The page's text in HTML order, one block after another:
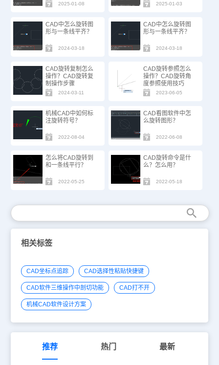
2025-01-08 2025-01-03
CAD中怎么旋转图
形与一条线平齐？
2024-03-18
CAD中怎么旋转图
形与一条线平齐？
2024-03-18
CAD旋转复制怎么
操作？CAD旋转复
制操作步骤
2024-03-11
CAD旋转参照怎么
操作？CAD旋转角
度参照使用技巧
2023-06-05
机械CAD中如何标
注旋转符号？
2022-08-04
CAD看图软件中怎
么旋转图形？
2022-06-08
怎么将CAD旋转到
和一条线平行？
2022-05-25
CAD旋转命令是什
么？怎么用？
2022-05-18
相关标签
CAD坐标点追踪 CAD选择性粘贴快捷键
CAD软件三维操作中剖切功能 CAD打不开
机械CAD软件设计方案
推荐 热门 最新